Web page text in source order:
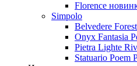
Florence
Simpolo
Belvedere
Onyx Fantasia
Pietra Lighte
Statuario Poem